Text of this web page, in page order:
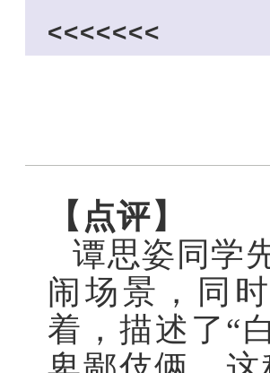
<<<<<<<
【点评】
谭思姿同学
闹场景，同
着，描述了“